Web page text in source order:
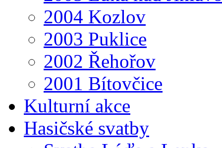
2004 Kozlov
2003 Puklice
2002 Řehořov
2001 Bítovčice
Kulturní akce
Hasičské svatby